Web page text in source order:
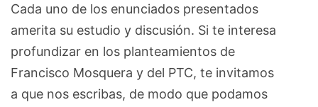
Cada uno de los enunciados presentados
amerita su estudio y discusión. Si te interesa
profundizar en los planteamientos de
Francisco Mosquera y del PTC, te invitamos
a que nos escribas, de modo que podamos